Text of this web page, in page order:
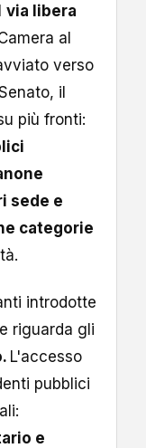
via libera
al
verso
il
più fronti:
sede e
categorie
introdotte
riguarda gli
L'accesso
pubblici
e